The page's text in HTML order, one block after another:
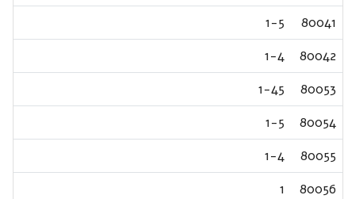
80041
1-5
80042
1-4
80053
1-45
80054
1-5
80055
1-4
80056
1